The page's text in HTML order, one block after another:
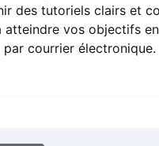
des tutoriels clairs et
atteindre vos objectifs
courrier électronique.